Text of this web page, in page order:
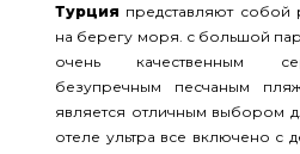
Турция представляют
на берегу моря. с большой
очень качественным
безупречным песчаным
является отличным выбором
отеле ультра все включено с